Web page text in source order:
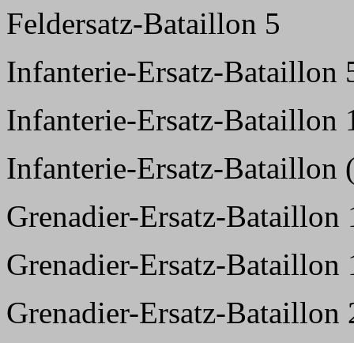
Feldersatz-Bataillon 5
Infanterie-Ersatz-Bataillon
Infanterie-Ersatz-Bataillon
Infanterie-Ersatz-Bataillon
Grenadier-Ersatz-Bataillon
Grenadier-Ersatz-Bataillon
Grenadier-Ersatz-Bataillon